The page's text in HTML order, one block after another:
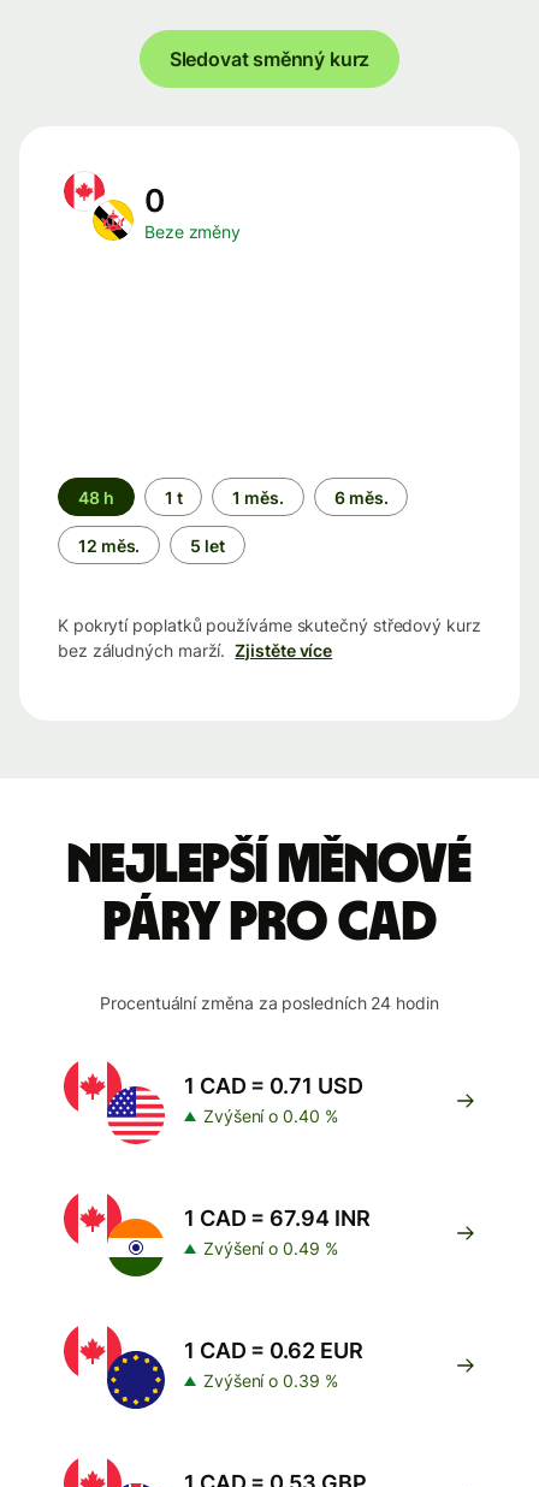
Sledovat směnný kurz
0
Beze změny
Časové
období
48 h 1 t 1 měs. 6 měs.
12 měs. 5 let
K pokrytí poplatků používáme skutečný středový kurz
bez záludných marží. Zjistěte více
Nejlepší měnové
páry pro CAD
Procentuální změna za posledních 24 hodin
1 CAD = 0.71 USD
Zvýšení o 0.40 %
1 CAD = 67.94 INR
Zvýšení o 0.49 %
1 CAD = 0.62 EUR
Zvýšení o 0.39 %